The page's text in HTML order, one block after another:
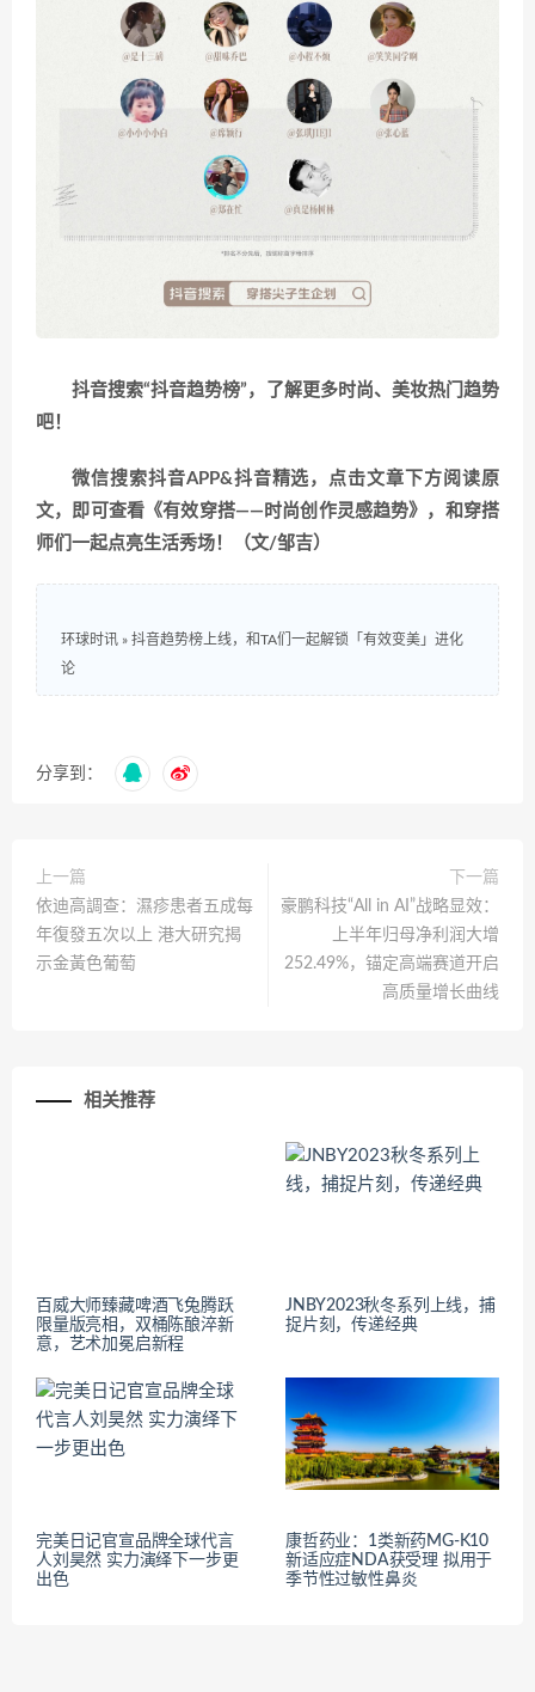
抖音搜索“抖音趋势榜”，了解更多时尚、美妆热门趋势
吧！
微信搜索抖音APP&抖音精选，点击文章下方阅读原
文，即可查看《有效穿搭——时尚创作灵感趋势》，和穿搭
师们一起点亮生活秀场！（文/邹吉）
环球时讯 » 抖音趋势榜上线，和TA们一起解锁「有效变美」进化
论
分享到：
上一篇
依迪高調查：濕疹患者五成每
年復發五次以上 港大研究揭
示金黃色葡萄
下一篇
豪鹏科技“All in AI”战略显效：
上半年归母净利润大增
252.49%，锚定高端赛道开启
高质量增长曲线
相关推荐
百威大师臻藏啤酒飞兔腾跃
限量版亮相，双桶陈酿淬新
意，艺术加冕启新程
JNBY2023秋冬系列上线，捕
捉片刻，传递经典
完美日记官宣品牌全球代言
人刘昊然 实力演绎下一步更
出色
康哲药业：1类新药MG-K10
新适应症NDA获受理 拟用于
季节性过敏性鼻炎